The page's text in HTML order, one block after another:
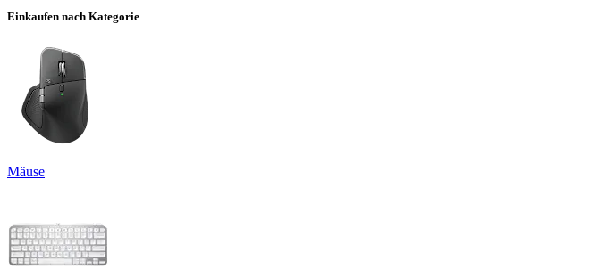
Einkaufen nach Kategorie
Mäuse